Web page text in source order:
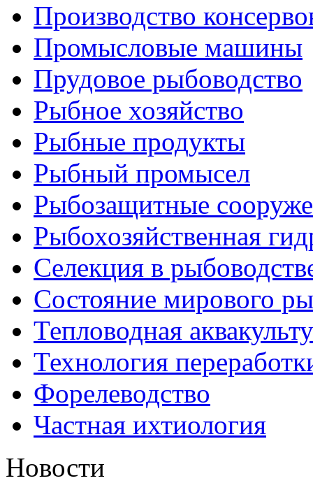
Производство
Промысловые машины
Прудовое рыбоводство
Рыбное хозяйство
Рыбные продукты
Рыбный промысел
Рыбозащитные
Рыбохозяйственная
Селекция в
Состояние мирового
Тепловодная
Технология
Форелеводство
Частная ихтиология
Новости